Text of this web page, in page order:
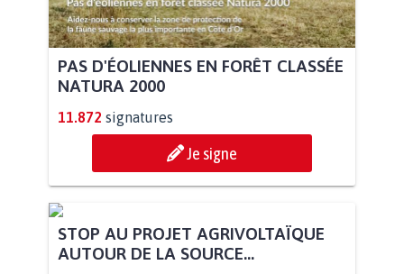
PAS D'ÉOLIENNES EN FORÊT CLASSÉE
NATURA 2000
11.872 signatures
Je signe